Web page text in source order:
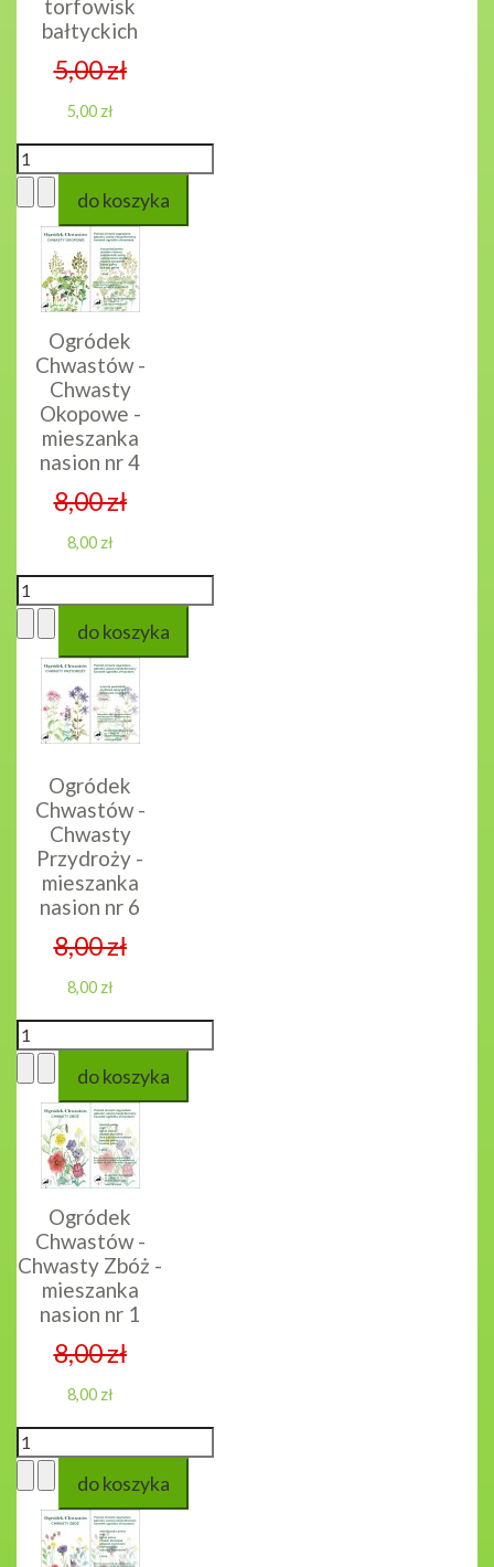
torfowisk
bałtyckich
5,00 zł
5,00 zł
Ogródek
Chwastów -
Chwasty
Okopowe -
mieszanka
nasion nr 4
8,00 zł
8,00 zł
Ogródek
Chwastów -
Chwasty
Przydroży -
mieszanka
nasion nr 6
8,00 zł
8,00 zł
Ogródek
Chwastów -
Chwasty Zbóż -
mieszanka
nasion nr 1
8,00 zł
8,00 zł